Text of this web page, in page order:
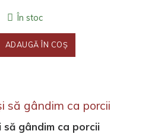
În stoc
ADAUGĂ ÎN COŞ
să gândim ca porcii